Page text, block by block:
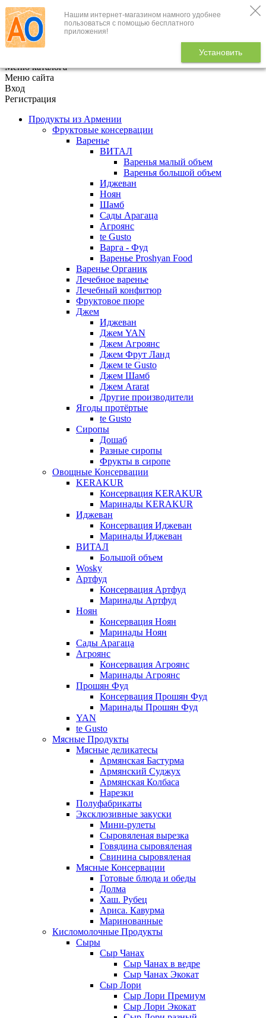
Нашим интернет-магазином намного удобнее
пользоваться с помощью бесплатного
приложения!
Установить
+7 (495) 646-888-1
В корзине
Меню каталога
Меню сайта
Вход
Регистрация
Продукты из Армении
Фруктовые консервации
Варенье
ВИТАЛ
Варенья малый объем
Варенья большой объем
Иджеван
Ноян
Шамб
Сады Арагаца
Агроянс
te Gusto
Варга - Фуд
Варенье Proshyan Food
Варенье Органик
Лечебное варенье
Лечебный конфитюр
Фруктовое пюре
Джем
Иджеван
Джем YAN
Джем Агроянс
Джем Фрут Ланд
Джем te Gusto
Джем Шамб
Джем Ararat
Другие производители
Ягоды протёртые
te Gusto
Сиропы
Дошаб
Разные сиропы
Фрукты в сиропе
Овощные Консервации
KERAKUR
Консервация KERAKUR
Маринады KERAKUR
Иджеван
Консервация Иджеван
Маринады Иджеван
ВИТАЛ
Большой объем
Wosky
Артфуд
Консервация Артфуд
Маринады Артфуд
Ноян
Консервация Ноян
Маринады Ноян
Сады Арагаца
Агроянс
Консервация Агроянс
Маринады Агроянс
Прошян Фуд
Консервация Прошян Фуд
Маринады Прошян Фуд
YAN
te Gusto
Мясные Продукты
Мясные деликатесы
Армянская Бастурма
Армянский Суджух
Армянская Колбаса
Нарезки
Полуфабрикаты
Эксклюзивные закуски
Мини-рулеты
Сыровяленая вырезка
Говядина сыровяленая
Свинина сыровяленая
Мясные Консервации
Готовые блюда и обеды
Долма
Хаш. Рубец
Ариса. Кавурма
Маринованные
Кисломолочные Продукты
Сыры
Сыр Чанах
Сыр Чанах в ведре
Сыр Чанах Экокат
Сыр Лори
Сыр Лори Премиум
Сыр Лори Экокат